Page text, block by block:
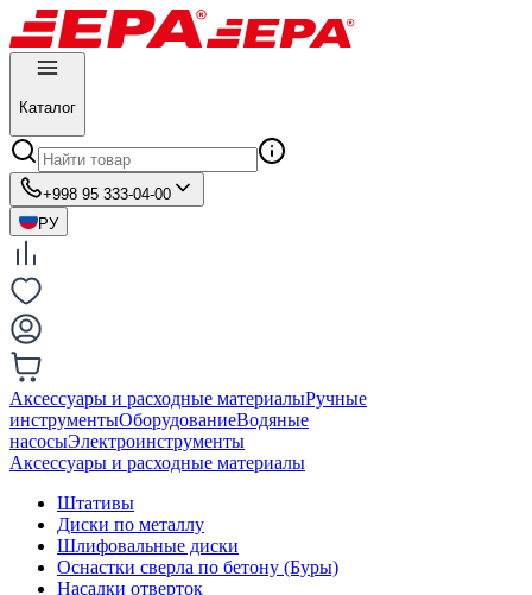
Каталог
+998 95 333-04-00
РУ
Аксессуары и расходные материалыРучные
инструментыОборудованиеВодяные
насосыЭлектроинструменты
Аксессуары и расходные материалы
Штативы
Диски по металлу
Шлифовальные диски
Оснастки сверла по бетону (Буры)
Насадки отверток